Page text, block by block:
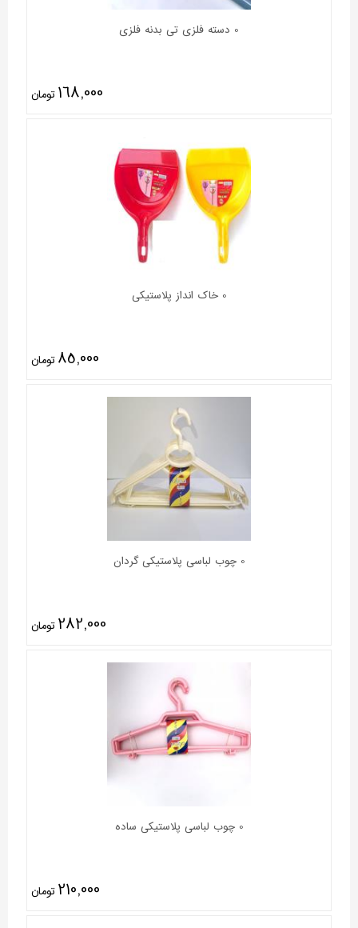
0 دسته فلزی تی بدنه فلزی
168,000 تومان
0 خاک انداز پلاستیکی
85,000 تومان
0 چوب لباسی پلاستیکی گردان
282,000 تومان
0 چوب لباسی پلاستیکی ساده
210,000 تومان